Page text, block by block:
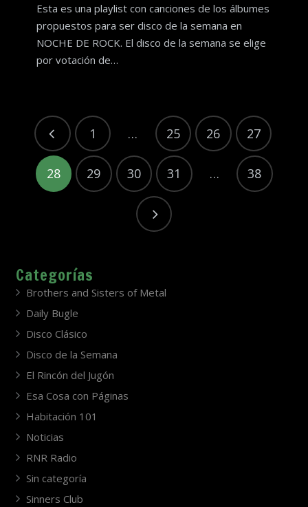
Esta es una playlist con canciones de los álbumes
propuestos para ser disco de la semana en
NOCHE DE ROCK. El disco de la semana se elige
por votación de…
1 … 25 26 27
28 29 30 31 … 38
Categorías
Brothers and Sisters of Metal
Daily Bugle
Disco Clásico
Disco de la Semana
El Rincón del Jugón
Esa Cosa con Páginas
Habitación 101
Noticias
RNR Radio
Sin categoría
Sinners Club